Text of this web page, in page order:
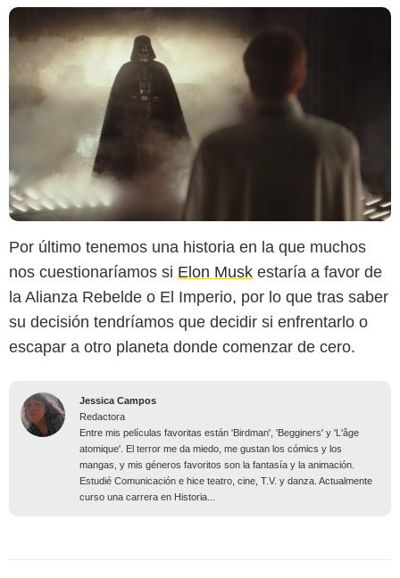
Por último tenemos una historia en la que muchos
nos cuestionaríamos si Elon Musk estaría a favor de
la Alianza Rebelde o El Imperio, por lo que tras saber
su decisión tendríamos que decidir si enfrentarlo o
escapar a otro planeta donde comenzar de cero.
Jessica Campos
Redactora
Entre mis películas favoritas están 'Birdman', 'Begginers' y 'L'âge
atomique'. El terror me da miedo, me gustan los cómics y los
mangas, y mis géneros favoritos son la fantasía y la animación.
Estudié Comunicación e hice teatro, cine, T.V. y danza. Actualmente
curso una carrera en Historia...